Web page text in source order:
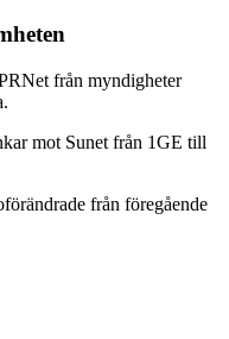
från myndigheter
mot Sunet från 1GE till
från föregående